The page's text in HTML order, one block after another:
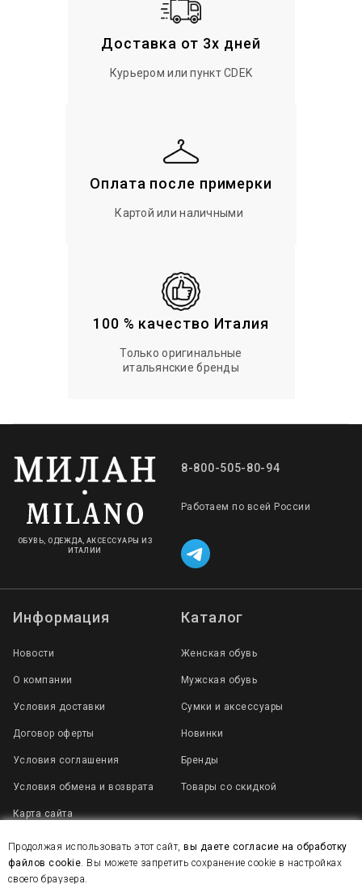
Доставка от 3х дней
Курьером или пункт CDEK
Оплата после примерки
Картой или наличными
100 % качество Италия
Только оригинальные
итальянские бренды
ОБУВЬ, ОДЕЖДА, АКСЕССУАРЫ ИЗ
ИТАЛИИ
8-800-505-80-94
Работаем по всей России
Информация
Новости
О компании
Условия доставки
Договор оферты
Условия соглашения
Условия обмена и возврата
Карта сайта
Каталог
Женская обувь
Мужская обувь
Сумки и аксессуары
Новинки
Бренды
Товары со скидкой
2007 - 2025 © Все права защищены
Продолжая использовать этот сайт,вы даете согласие на обработку
файлов cookie. Вы можете запретить сохранение cookie в настройках
своего браузера.